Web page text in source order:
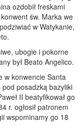
ozdobił freskami
św. Marka we
w Watykanie,
ubogie i pokorne
był Beato Angelico.
w konwencie Santa
posadzką bazyliki
II beatyfikował go
r. ogłosił patronem
wspominamy go 18